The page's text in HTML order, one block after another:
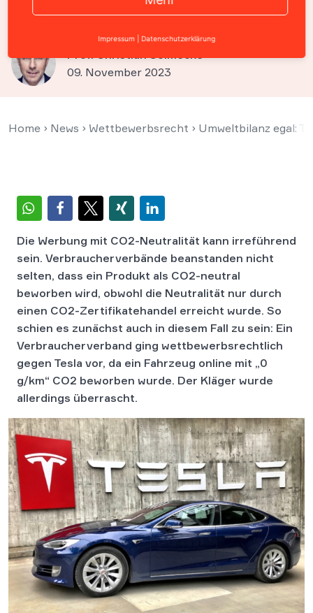
werben
Prof. Christian Solmecke
09. November 2023
Home › News › Wettbewerbsrecht › Umweltbilanz egal:
Die Werbung mit CO2-Neutralität kann irreführend
sein. Verbraucherverbände beanstanden nicht
selten, dass ein Produkt als CO2-neutral
beworben wird, obwohl die Neutralität nur durch
einen CO2-Zertifikatehandel erreicht wurde. So
schien es zunächst auch in diesem Fall zu sein: Ein
Verbraucherverband ging wettbewerbsrechtlich
gegen Tesla vor, da ein Fahrzeug online mit „0
g/km“ CO2 beworben wurde. Der Kläger wurde
allerdings überrascht.
Impressum Datenschutzerklärung